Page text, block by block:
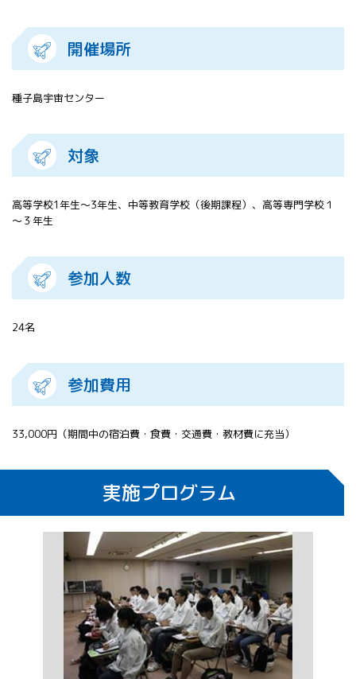
開催場所
種子島宇宙センター
対象
高等学校1年生～3年生、中等教育学校（後期課程）、高等専門学校１
～３年生
参加人数
24名
参加費用
33,000円（期間中の宿泊費・食費・交通費・教材費に充当）
実施プログラム